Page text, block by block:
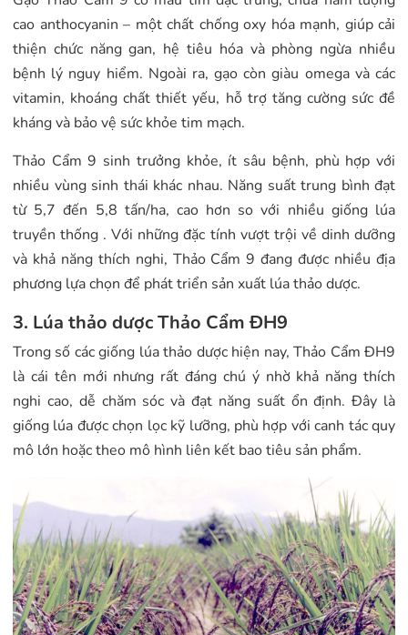
cao anthocyanin – một chất chống oxy hóa mạnh, giúp cải
thiện chức năng gan, hệ tiêu hóa và phòng ngừa nhiều
bệnh lý nguy hiểm. Ngoài ra, gạo còn giàu omega và các
vitamin, khoáng chất thiết yếu, hỗ trợ tăng cường sức đề
kháng và bảo vệ sức khỏe tim mạch.
Thảo Cẩm 9 sinh trưởng khỏe, ít sâu bệnh, phù hợp với
nhiều vùng sinh thái khác nhau. Năng suất trung bình đạt
từ 5,7 đến 5,8 tấn/ha, cao hơn so với nhiều giống lúa
truyền thống . Với những đặc tính vượt trội về dinh dưỡng
và khả năng thích nghi, Thảo Cẩm 9 đang được nhiều địa
phương lựa chọn để phát triển sản xuất lúa thảo dược.
3. Lúa thảo dược Thảo Cẩm ĐH9
Trong số các giống lúa thảo dược hiện nay, Thảo Cẩm ĐH9
là cái tên mới nhưng rất đáng chú ý nhờ khả năng thích
nghi cao, dễ chăm sóc và đạt năng suất ổn định. Đây là
giống lúa được chọn lọc kỹ lưỡng, phù hợp với canh tác quy
mô lớn hoặc theo mô hình liên kết bao tiêu sản phẩm.